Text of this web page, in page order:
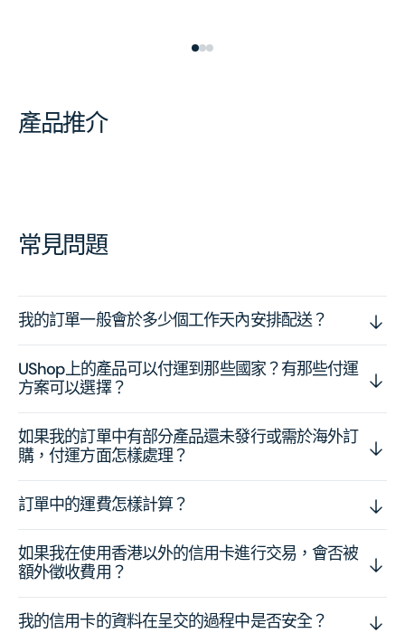
產品推介
常見問題
我的訂單一般會於多少個工作天內安排配送？
UShop上的產品可以付運到那些國家？有那些付運
方案可以選擇？
如果我的訂單中有部分產品還未發行或需於海外訂
購，付運方面怎樣處理？
訂單中的運費怎樣計算？
如果我在使用香港以外的信用卡進行交易，會否被
額外徵收費用？
我的信用卡的資料在呈交的過程中是否安全？